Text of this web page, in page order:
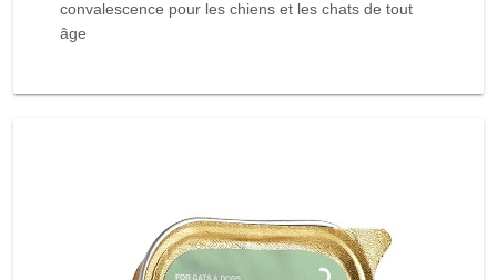
convalescence pour les chiens et les chats de tout
âge